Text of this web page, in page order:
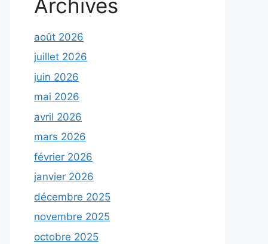
Archives
août 2026
juillet 2026
juin 2026
mai 2026
avril 2026
mars 2026
février 2026
janvier 2026
décembre 2025
novembre 2025
octobre 2025